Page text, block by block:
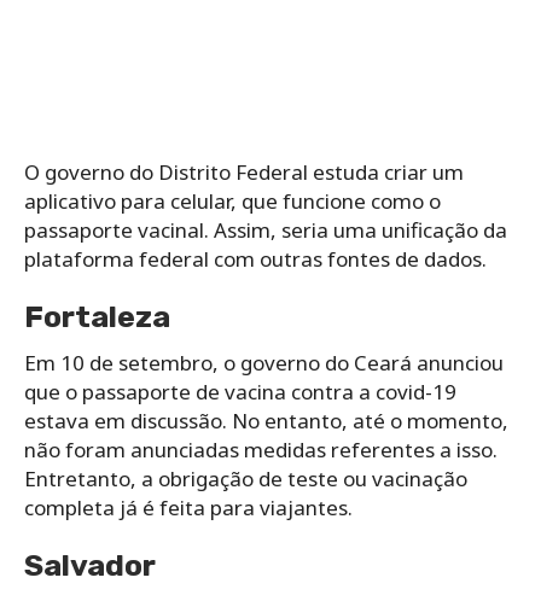
O governo do Distrito Federal estuda criar um
aplicativo para celular, que funcione como o
passaporte vacinal. Assim, seria uma unificação da
plataforma federal com outras fontes de dados.
Fortaleza
Em 10 de setembro, o governo do Ceará anunciou
que o passaporte de vacina contra a covid-19
estava em discussão. No entanto, até o momento,
não foram anunciadas medidas referentes a isso.
Entretanto, a obrigação de teste ou vacinação
completa já é feita para viajantes.
Salvador